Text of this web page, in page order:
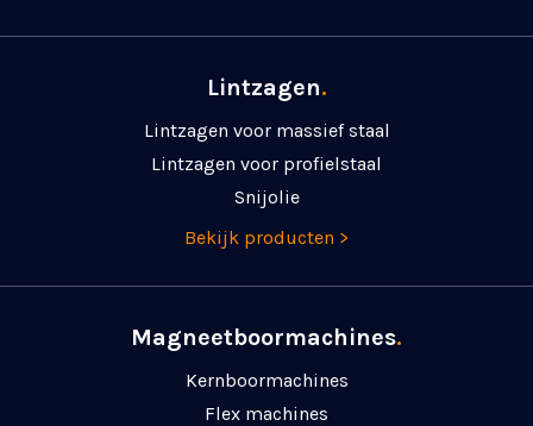
Lintzagen.
Lintzagen voor massief staal
Lintzagen voor profielstaal
Snijolie
Bekijk producten >
Magneetboormachines.
Kernboormachines
Flex machines